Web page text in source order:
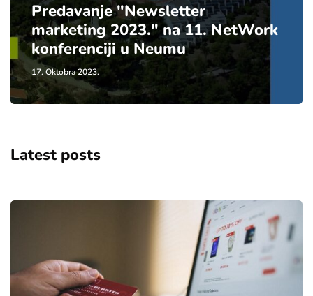
Predavanje "Newsletter
marketing 2023." na 11. NetWork
konferenciji u Neumu
17. Oktobra 2023.
Latest posts